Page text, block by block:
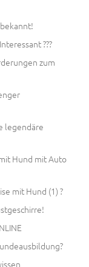
???
zum
legendäre
Hund mit Auto
mit Hund (1) ?